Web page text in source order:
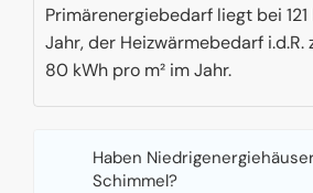
Primärenergiebedarf liegt bei 121
Jahr, der Heizwärmebedarf
80 kWh pro m² im Jahr.
Haben
Schimmel?